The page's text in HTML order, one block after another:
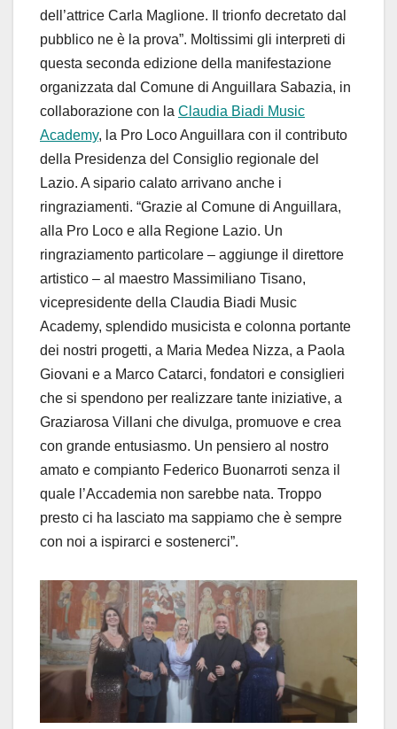
dell’attrice Carla Maglione. Il trionfo decretato dal
pubblico ne è la prova”. Moltissimi gli interpreti di
questa seconda edizione della manifestazione
organizzata dal Comune di Anguillara Sabazia, in
collaborazione con la Claudia Biadi Music
Academy, la Pro Loco Anguillara con il contributo
della Presidenza del Consiglio regionale del
Lazio. A sipario calato arrivano anche i
ringraziamenti. “Grazie al Comune di Anguillara,
alla Pro Loco e alla Regione Lazio. Un
ringraziamento particolare – aggiunge il direttore
artistico – al maestro Massimiliano Tisano,
vicepresidente della Claudia Biadi Music
Academy, splendido musicista e colonna portante
dei nostri progetti, a Maria Medea Nizza, a Paola
Giovani e a Marco Catarci, fondatori e consiglieri
che si spendono per realizzare tante iniziative, a
Graziarosa Villani che divulga, promuove e crea
con grande entusiasmo. Un pensiero al nostro
amato e compianto Federico Buonarroti senza il
quale l’Accademia non sarebbe nata. Troppo
presto ci ha lasciato ma sappiamo che è sempre
con noi a ispirarci e sostenerci”.